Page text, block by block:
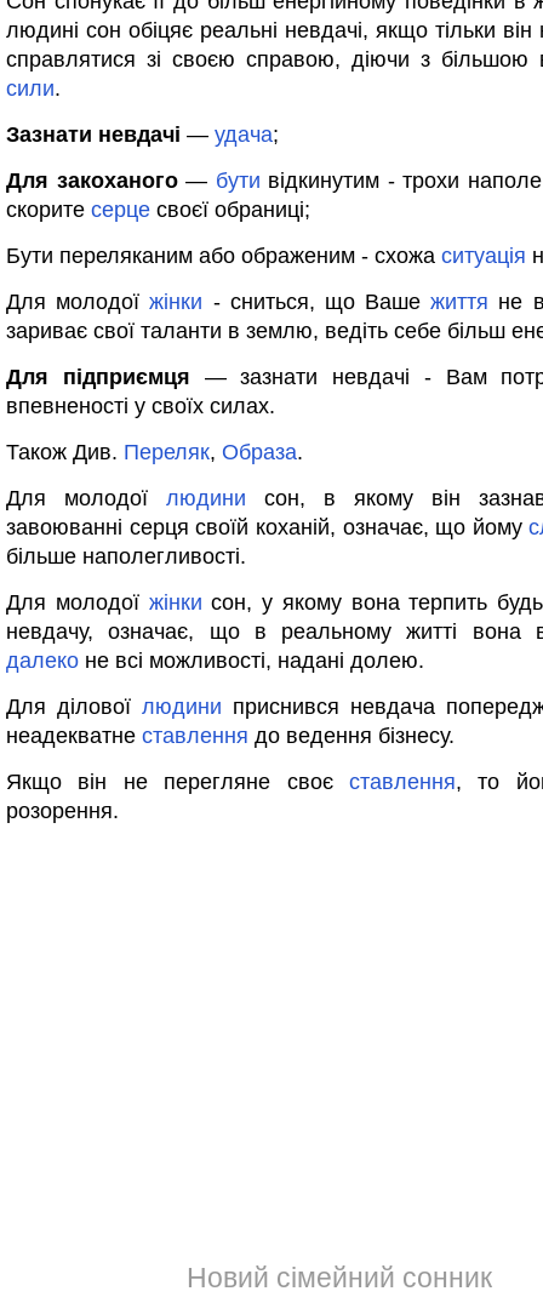
людині сон обіцяє реальні невдачі, якщо тільки він
справлятися зі своєю справою, діючи з більшою
сили.
Зазнати невдачі — удача;
Для закоханого— бути відкинутим - трохи
скорите серце своєї обраниці;
Бути переляканим або ображеним - схожа ситуація
Для молодоїжінки - сниться, що Вашежиття не
зариває свої таланти в землю, ведіть себе більш
Для підприємця — зазнати невдачі - Вам
впевненості у своїх силах.
Також Див. Переляк, Образа.
Для молодої людини сон, в якому він
завоюванні серця своїй коханій, означає, що йому
більше наполегливості.
Для молодої жінки сон, у якому вона терпить
невдачу, означає, що в реальному житті вона
далеко не всі можливості, надані долею.
Для ділової людини приснився невдача
неадекватне ставлення до ведення бізнесу.
Якщо він не перегляне своє ставлення, то
розорення.
Новий сімейний сонник